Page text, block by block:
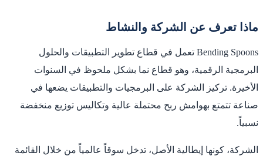
ماذا تعرف عن الشركة والنشاط
Bending Spoons تعمل في قطاع تطوير التطبيقات والحلول
البرمجية الرقمية، وهو قطاع نما بشكل ملحوظ في السنوات
الأخيرة. تركيز الشركة على البرمجيات والتطبيقات يضعها في
صناعة تتمتع بهوامش ربح محتملة عالية وتكاليس توزيع منخفضة
نسبياً.
الشركة، كونها إيطالية الأصل، تدخل سوقاً عالمياً من خلال القائمة